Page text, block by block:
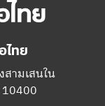
ไทย
ามเสนใน